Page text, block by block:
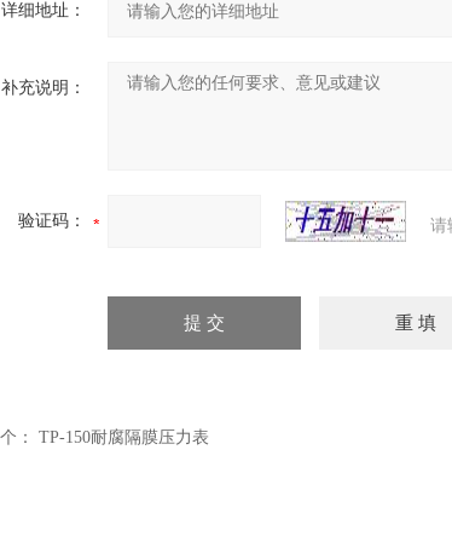
详细地址：
补充说明：
验证码： 请
： TP-150耐腐隔膜压力表